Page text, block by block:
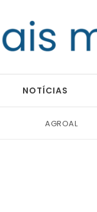
NOTÍCIAS
Tintas 2000